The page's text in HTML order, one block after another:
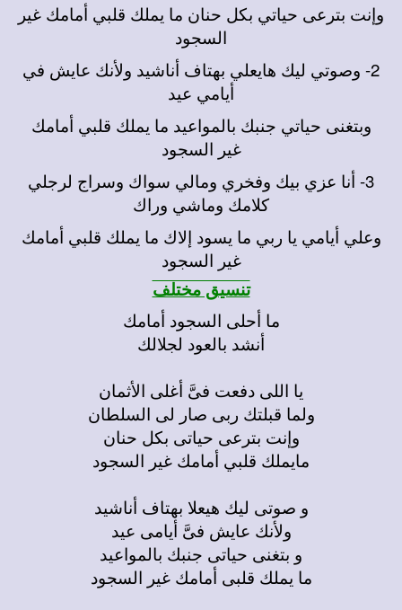
وإنت بترعى حياتي بكل حنان ما يملك قلبي أمامك غير
السجود
2- وصوتي ليك هايعلي بهتاف أناشيد ولأنك عايش في
أيامي عيد
وبتغنى حياتي جنبك بالمواعيد ما يملك قلبي أمامك
غير السجود
3- أنا عزي بيك وفخري ومالي سواك وسراج لرجلي
كلامك وماشي وراك
وعلي أيامي يا ربي ما يسود إلاك ما يملك قلبي أمامك
غير السجود
تنسيق مختلف
ما أحلى السجود أمامك
أنشد بالعود لجلالك
يا اللى دفعت فىَّ أغلى الأثمان
ولما قبلتك ربى صار لى السلطان
وإنت بترعى حياتى بكل حنان
مايملك قلبي أمامك غير السجود
و صوتى ليك هيعلا بهتاف أناشيد
ولأنك عايش فىَّ أيامى عيد
و بتغنى حياتى جنبك بالمواعيد
ما يملك قلبى أمامك غير السجود